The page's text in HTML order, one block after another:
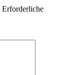
Erforderliche